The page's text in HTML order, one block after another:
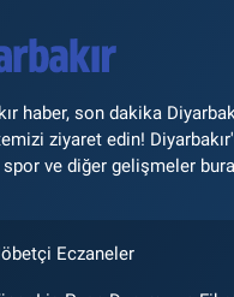
haber, son dakika
ziyaret edin!
ve diğer gelişmeler
Eczaneler